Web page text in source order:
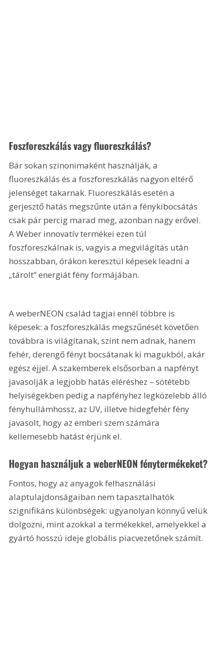
Foszforeszkálás vagy fluoreszkálás?
Bár sokan szinonimaként használják, a
fluoreszkálás és a foszforeszkálás nagyon eltérő
jelenséget takarnak. Fluoreszkálás esetén a
gerjesztő hatás megszűnte után a fénykibocsátás
csak pár percig marad meg, azonban nagy erővel.
A Weber innovatív termékei ezen túl
foszforeszkálnak is, vagyis a megvilágítás után
hosszabban, órákon keresztül képesek leadni a
„tárolt” energiát fény formájában.
A weberNEON család tagjai ennél többre is
képesek: a foszforeszkálás megszűnését követően
továbbra is világítanak, színt nem adnak, hanem
fehér, derengő fényt bocsátanak ki magukból, akár
egész éjjel. A szakemberek elsősorban a napfényt
javasolják a legjobb hatás eléréshez – sötétebb
helyiségekben pedig a napfényhez legközelebb álló
fényhullámhossz, az UV, illetve hidegfehér fény
javasolt, hogy az emberi szem számára
kellemesebb hatást érjünk el.
Hogyan használjuk a weberNEON fénytermékeket?
Fontos, hogy az anyagok felhasználási
alaptulajdonságaiban nem tapasztalhatók
szignifikáns különbségek: ugyanolyan könnyű velük
dolgozni, mint azokkal a termékekkel, amelyekkel a
gyártó hosszú ideje globális piacvezetőnek számít.